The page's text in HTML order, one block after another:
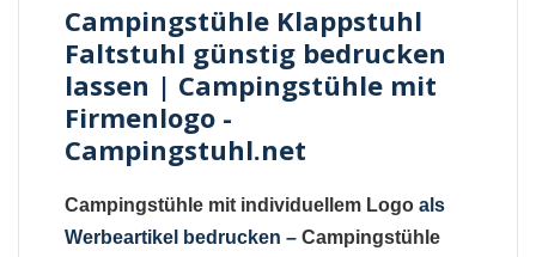
Campingstühle Klappstuhl
Faltstuhl günstig bedrucken
lassen | Campingstühle mit
Firmenlogo -
Campingstuhl.net
Campingstühle mit individuellem Logo als
Werbeartikel bedrucken – Campingstühle